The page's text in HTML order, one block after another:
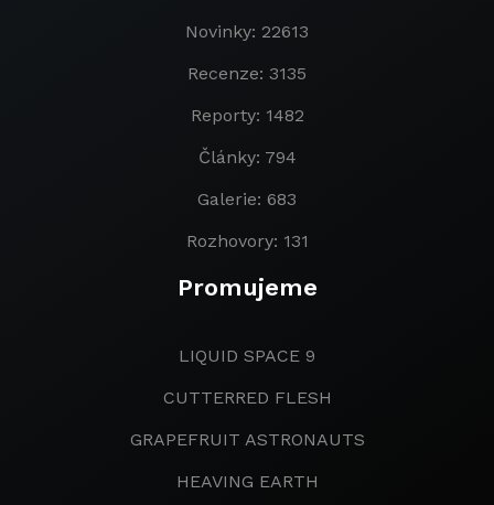
Novinky: 22613
Recenze: 3135
Reporty: 1482
Články: 794
Galerie: 683
Rozhovory: 131
Promujeme
LIQUID SPACE 9
CUTTERRED FLESH
GRAPEFRUIT ASTRONAUTS
HEAVING EARTH